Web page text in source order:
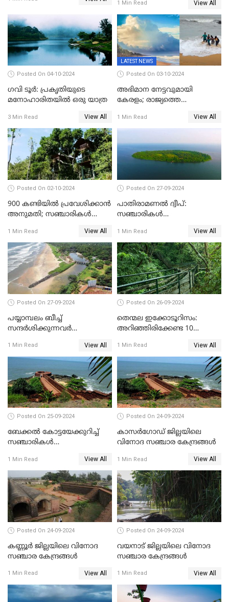
തുറന്നു
ആനക്കുളത്തെ
ആനക്കാഴ്ചകള്‍
1 Min Read View All
Posted On 04-10-2024
ഗവി ടൂർ: പ്രകൃതിയുടെ
മനോഹാരിതയിൽ ഒരു യാത്ര
3 Min Read View All
LATEST NEWS
Posted On 03-10-2024
അഭിമാന നേട്ടവുമായി
കേരളം; രാജ്യത്തെ
മലിന ജലം കേരളത്തില്‍;
തീരദേശ ജല ഗുണനിലവാര
സൂചികയില്‍ ഒന്നാമത്
1 Min Read View All
Posted On 02-10-2024
900 കണ്ടിയിൽ പ്രവേശിക്കാൻ
അനുമതി; സഞ്ചാരികൾ
കാര്യങ്ങൾ
1 Min Read View All
Posted On 27-09-2024
പാതിരാമണൽ ദ്വീപ്:
സഞ്ചാരികൾ
കാര്യങ്ങൾ
1 Min Read View All
Posted On 27-09-2024
പയ്യാമ്പലം ബീച്ച്
സന്ദർശിക്കുന്നവർ
കാര്യങ്ങൾ
1 Min Read View All
Posted On 26-09-2024
തെന്മല ഇക്കോടൂറിസം:
അറിഞ്ഞിരിക്കേണ്ട 10
1 Min Read View All
Posted On 25-09-2024
ബേക്കൽ കോട്ടയേക്കുറിച്ച്
സഞ്ചാരികൾ
കാര്യങ്ങൾ
1 Min Read View All
Posted On 24-09-2024
കാസർഗോഡ് ജില്ലയിലെ
വിനോദ സഞ്ചാര കേന്ദ്രങ്ങൾ
1 Min Read View All
Posted On 24-09-2024
കണ്ണൂർ ജില്ലയിലെ വിനോദ
സഞ്ചാര കേന്ദ്രങ്ങൾ
1 Min Read View All
Posted On 24-09-2024
വയനാട് ജില്ലയിലെ വിനോദ
സഞ്ചാര കേന്ദ്രങ്ങൾ
1 Min Read View All